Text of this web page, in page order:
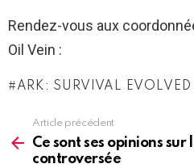
Rendez-vous aux
Oil Vein :
ARK: SURVIVAL EVOLVED
more
Article précédent
Ce sont ses opinions sur
controversée